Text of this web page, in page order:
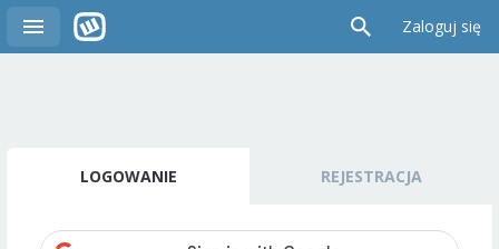
Zaloguj się
LOGOWANIE REJESTRACJA